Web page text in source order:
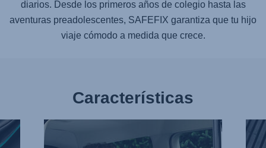
diarios. Desde los primeros años de colegio hasta las
aventuras preadolescentes, SAFEFIX garantiza que tu hijo
viaje cómodo a medida que crece.
Características
TOMÁNDOLO
CON